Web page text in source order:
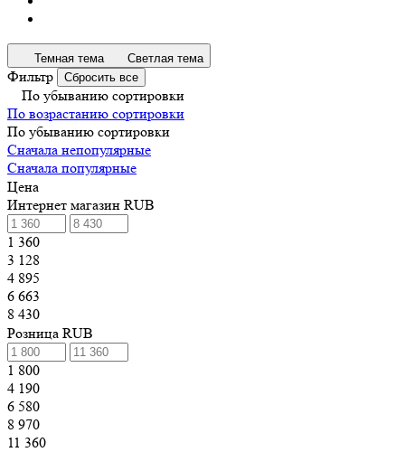
Темная тема Светлая тема
Фильтр Сбросить все
По убыванию сортировки
По возрастанию сортировки
По убыванию сортировки
Сначала непопулярные
Сначала популярные
Цена
Интернет магазин RUB
1 360
3 128
4 895
6 663
8 430
Розница RUB
1 800
4 190
6 580
8 970
11 360